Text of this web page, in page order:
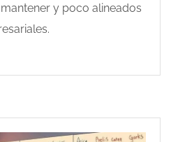
y poco alineados